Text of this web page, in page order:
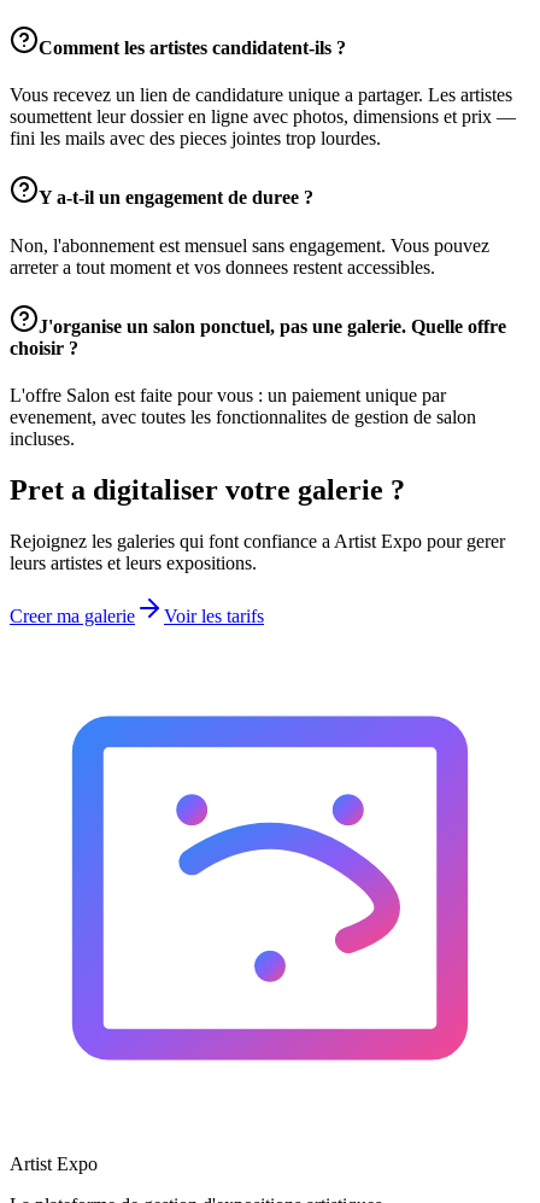
Comment les artistes candidatent-ils ?
Vous recevez un lien de candidature unique a partager. Les artistes
soumettent leur dossier en ligne avec photos, dimensions et prix —
fini les mails avec des pieces jointes trop lourdes.
Y a-t-il un engagement de duree ?
Non, l'abonnement est mensuel sans engagement. Vous pouvez
arreter a tout moment et vos donnees restent accessibles.
J'organise un salon ponctuel, pas une galerie. Quelle offre
choisir ?
L'offre Salon est faite pour vous : un paiement unique par
evenement, avec toutes les fonctionnalites de gestion de salon
incluses.
Pret a digitaliser votre galerie ?
Rejoignez les galeries qui font confiance a Artist Expo pour gerer
leurs artistes et leurs expositions.
Creer ma galerie Voir les tarifs
Artist Expo